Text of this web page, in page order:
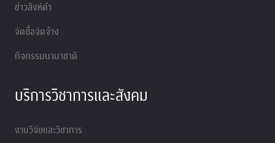
ข่าวสิงห์ดำ
จัดซื้อจัดจ้าง
กิจกรรมนานาชาติ
บริการวิชาการและสังคม
งานวิจัยและวิชาการ